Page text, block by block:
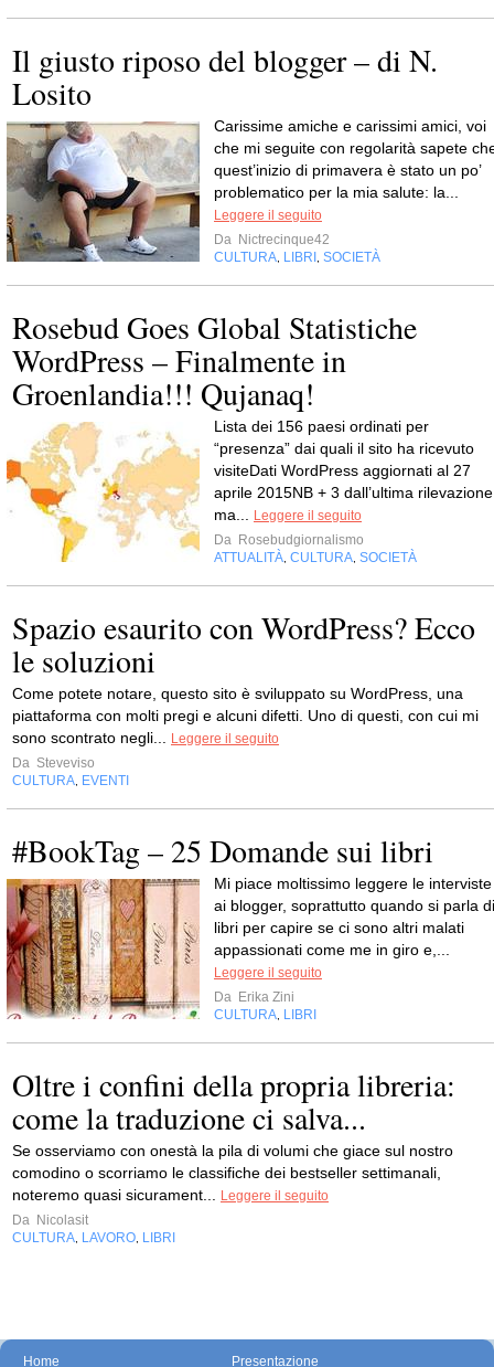
Il giusto riposo del blogger – di N.
Losito
Carissime amiche e carissimi amici, voi
che mi seguite con regolarità sapete
quest’inizio di primavera è stato un po’
problematico per la mia salute: la...
Leggere il seguito
Da Nictrecinque42
CULTURA, LIBRI , SOCIETÀ
Rosebud Goes Global Statistiche
WordPress – Finalmente in
Groenlandia!!! Qujanaq!
Lista dei 156 paesi ordinati per
“presenza” dai quali il sito ha ricevuto
visiteDati WordPress aggiornati al 27
aprile 2015NB + 3 dall’ultima rilevazione
ma... Leggere il seguito
Da Rosebudgiornalismo
ATTUALITÀ, CULTURA, SOCIETÀ
Spazio esaurito con WordPress? Ecco
le soluzioni
Come potete notare, questo sito è sviluppato su WordPress, una
piattaforma con molti pregi e alcuni difetti. Uno di questi, con cui mi
sono scontrato negli... Leggere il seguito
Da Steveviso
CULTURA, EVENTI
#BookTag – 25 Domande sui libri
Mi piace moltissimo leggere le interviste
ai blogger, soprattutto quando si parla di
libri per capire se ci sono altri malati
appassionati come me in giro e,...
Leggere il seguito
Da Erika Zini
CULTURA, LIBRI
Oltre i confini della propria libreria:
come la traduzione ci salva...
Se osserviamo con onestà la pila di volumi che giace sul nostro
comodino o scorriamo le classifiche dei bestseller settimanali,
noteremo quasi sicurament... Leggere il seguito
Da Nicolasit
CULTURA, LAVORO, LIBRI
Home Presentazione